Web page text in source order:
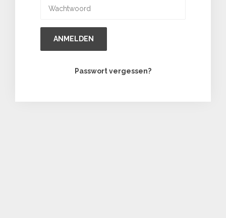
ANMELDEN
Passwort vergessen?